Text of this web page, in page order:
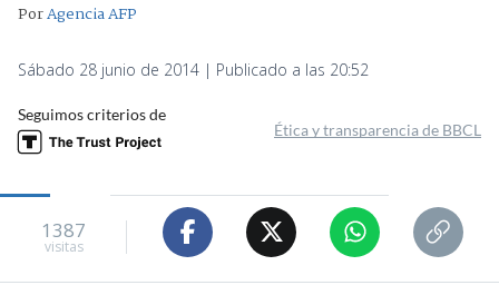
PorAgencia AFP
Sábado 28 junio de 2014 | Publicado a las 20:52
Seguimos criterios de
Ética y transparencia de BBCL
1387
visitas